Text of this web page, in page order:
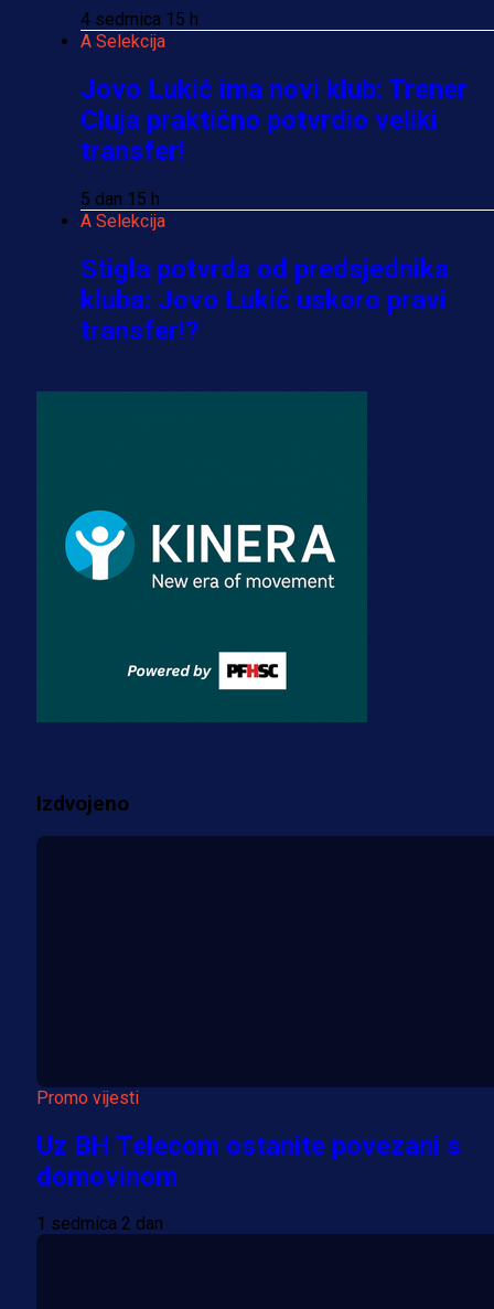
4 sedmica 15 h
A Selekcija
Jovo Lukić ima novi klub: Trener
Cluja praktično potvrdio veliki
transfer!
5 dan 15 h
A Selekcija
Stigla potvrda od predsjednika
kluba: Jovo Lukić uskoro pravi
transfer!?
dres BiH!
3 sedmica 5 dan
Premijer liga BiH
za pranje novca, pretresaju
prostorije FK Borac!
Izdvojeno
Promo vijesti
Uz BH Telecom ostanite povezani s
domovinom
1 sedmica 2 dan